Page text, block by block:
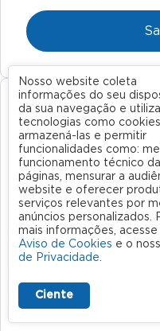
Presencial
FGV Empreende
O FGV Empreende
empreendedorismo
produzido em
do ecossistema de
Escola: FGV
Alumni FGV
objetivos…
Nosso website coleta
informações do seu
da sua navegação e utiliza
tecnologias como
armazená-las e permitir
funcionalidades como:
funcionamento técnico
páginas, mensurar a
website e oferecer
serviços relevantes por
anúncios personalizados.
mais informações, acesse
Aviso de Cookies e o
de Privacidade.
Ciente